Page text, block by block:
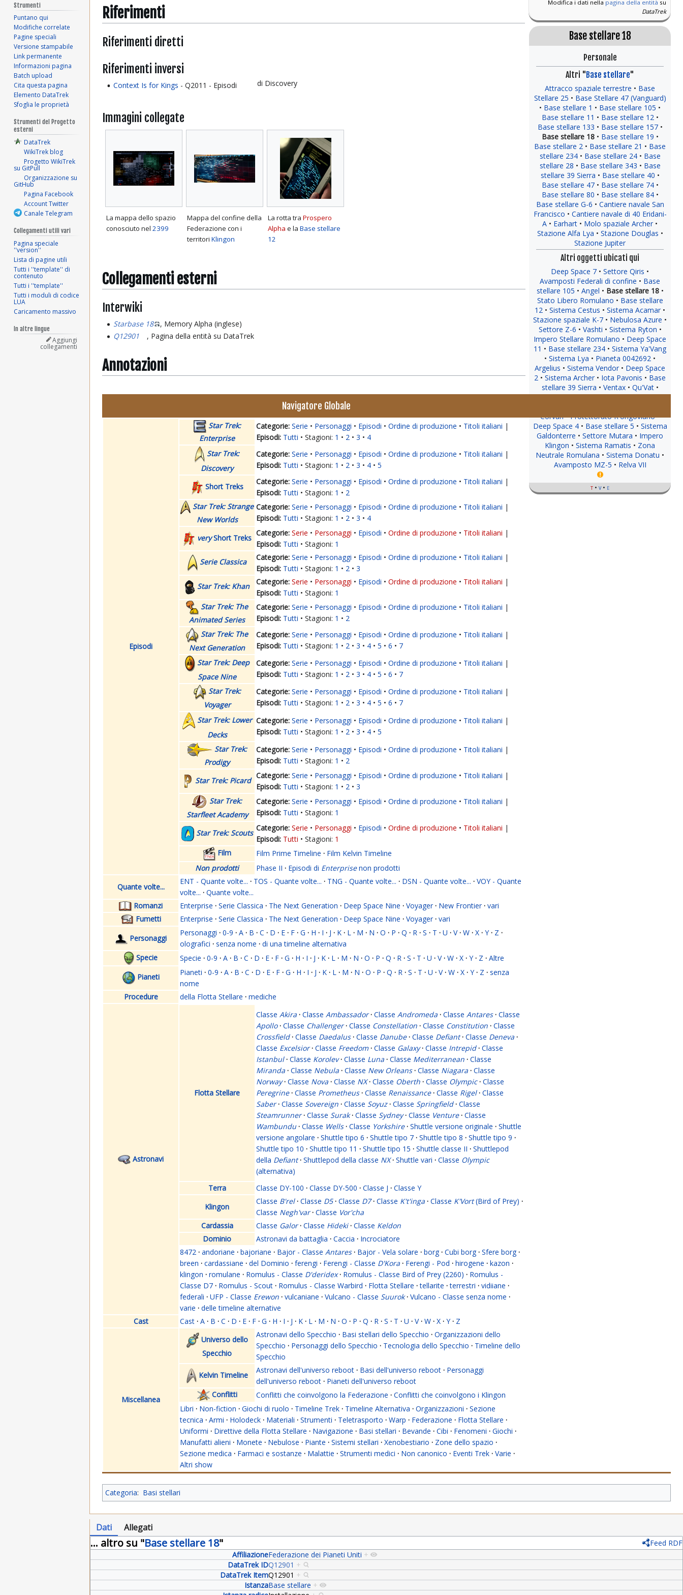
Modifica i dati nella pagina della entità su
DataTrek
Base stellare 18
Personale
Altri " Base stellare"
Attracco spaziale terrestre
Base
Stellare 25
Base Stellare 47 (Vanguard)
Base stellare 1
Base stellare 105
Base stellare 11
Base stellare 12
Base stellare 133
Base stellare 157
Base stellare 18
Base stellare 19
Base stellare 2
Base stellare 21
Base
stellare 234
Base stellare 24
Base
stellare 28
Base stellare 343
Base
stellare 39 Sierra
Base stellare 40
Base stellare 47
Base stellare 74
Base stellare 80
Base stellare 84
Base stellare G-6
Cantiere navale San
Francisco
Cantiere navale di 40 Eridani-
A
Earhart
Molo spaziale Archer
Stazione Alfa Lya
Stazione Douglas
Stazione Jupiter
Altri oggetti ubicati qui
Deep Space 7
Settore Qiris
Avamposti Federali di confine
Base
stellare 105
Angel
Base stellare 18
Stato Libero Romulano
Base stellare
12
Sistema Cestus
Sistema Acamar
Stazione spaziale K-7
Nebulosa Azure
Settore Z-6
Vashti
Sistema Ryton
Impero Stellare Romulano
Deep Space
11
Base stellare 234
Sistema Ya'Vang
Sistema Lya
Pianeta 0042692
Argelius
Sistema Vendor
Deep Space
2
Sistema Archer Iota Pavonis
Base
stellare 39 Sierra
Ventax
Qu'Vat
Base stellare 80
Beta Thoridor
Corvan
Protettorato R'ongoviano
Deep Space 4
Base stellare 5
Sistema
Galdonterre
Settore Mutara
Impero
Klingon
Sistema Ramatis
Zona
Neutrale Romulana
Sistema Donatu
Avamposto MZ-5
Relva VII
t v e
Riferimenti
Riferimenti diretti
Riferimenti inversi
Context Is for Kings - Q2011 - Episodi di Discovery
Immagini collegate
La mappa dello spazio
conosciuto nel 2399
Mappa del confine della
Federazione con i
territori Klingon
La rotta tra Prospero
Alpha e la Base stellare
12
Collegamenti esterni
Interwiki
Starbase 18
, Memory Alpha (inglese)
Q12901
, Pagina della entità su DataTrek
Annotazioni
Navigatore Globale
Episodi
Star Trek:
Enterprise
Serie Personaggi Episodi Ordine di produzione Titoli italiani |
Tutti
Stagioni: 1 2 3
4
Star Trek:
Discovery
Serie Personaggi Episodi Ordine di produzione Titoli italiani |
Tutti
Stagioni: 1 2 3 4 5
Short Treks
Serie Personaggi Episodi Ordine di produzione Titoli italiani |
Tutti
Stagioni: 1
2
Star Trek: Strange
New Worlds
Serie Personaggi Episodi Ordine di produzione Titoli italiani |
Tutti
Stagioni: 1 2 3 4
veryShort Treks
Serie Personaggi Episodi Ordine di produzione Titoli italiani |
Tutti
Stagioni: 1
Serie Classica
Serie Personaggi Episodi Ordine di produzione Titoli italiani |
Tutti
Stagioni: 1 2
3
Star Trek: Khan
Serie Personaggi Episodi Ordine di produzione Titoli italiani |
Tutti
Stagioni: 1
Star Trek: The
Animated Series
Serie Personaggi Episodi Ordine di produzione Titoli italiani |
Tutti
Stagioni: 1
2
Star Trek: The
Next Generation
Serie Personaggi Episodi Ordine di produzione Titoli italiani |
Tutti
Stagioni: 1 2 3 4 5 6
7
Star Trek: Deep
Space Nine
Serie Personaggi Episodi Ordine di produzione Titoli italiani |
Tutti
Stagioni: 1 2 3 4 5 6
7
Star Trek:
Voyager
Serie Personaggi Episodi Ordine di produzione Titoli italiani |
Tutti
Stagioni: 1 2 3 4 5 6
7
Star Trek: Lower
Decks
Serie Personaggi Episodi Ordine di produzione Titoli italiani |
Tutti
Stagioni: 1 2 3 4
5
Star Trek:
Prodigy
Serie Personaggi Episodi Ordine di produzione Titoli italiani |
Tutti
Stagioni: 1 2
Star Trek: Picard
Serie Personaggi Episodi Ordine di produzione Titoli italiani |
Tutti
Stagioni: 1 2
3
Star Trek:
Starfleet Academy
Serie Personaggi Episodi Ordine di produzione Titoli italiani |
Tutti
Stagioni: 1
Star Trek: Scouts
Serie Personaggi Episodi Ordine di produzione Titoli italiani |
Tutti
Stagioni: 1
Film
Film Prime Timeline · Film Kelvin Timeline
Non prodotti
Phase II · Episodi di Enterprisenon prodotti
Quante volte...
ENT - Quante volte... · TOS - Quante volte... · TNG - Quante volte... · DSN - Quante volte... · VOY - Quante
volte... · Quante volte...
Romanzi
Enterprise · Serie Classica · The Next Generation · Deep Space Nine · Voyager · New Frontier · vari
Fumetti
Enterprise · Serie Classica · The Next Generation · Deep Space Nine · Voyager · vari
Personaggi
Personaggi · 0-9 · A · B · C · D · E · F · G · H · I · J · K · L · M · N · O · P · Q · R · S · T · U · V · W · X · Y · Z ·
olografici · senza nome · di una timeline alternativa
Specie
Specie · 0-9 · A · B · C · D · E · F · G · H · I · J · K · L · M · N · O · P · Q · R · S · T · U · V · W · X · Y · Z · Altre
Pianeti
Pianeti · 0-9 · A · B · C · D · E · F · G · H · I · J · K · L · M · N · O · P · Q · R · S · T · U · V · W · X · Y · Z · senza
nome
Procedure
della Flotta Stellare · mediche
Astronavi
Flotta Stellare
Classe Akira · Classe Ambassador · Classe Andromeda · Classe Antares · Classe
Apollo · Classe Challenger · Classe Constellation · Classe Constitution · Classe
Crossfield · Classe Daedalus · Classe Danube · Classe Defiant · Classe Deneva ·
Classe Excelsior · Classe Freedom · Classe Galaxy · Classe Intrepid · Classe
Istanbul · Classe Korolev · Classe Luna · Classe Mediterranean · Classe
Miranda · Classe Nebula · Classe New Orleans · Classe Niagara · Classe
Norway · Classe Nova · Classe NX · Classe Oberth · Classe Olympic · Classe
Peregrine · Classe Prometheus · Classe Renaissance · Classe Rigel · Classe
Saber · Classe Sovereign · Classe Soyuz · Classe Springfield · Classe
Steamrunner · Classe Surak · Classe Sydney · Classe Venture · Classe
Wambundu · Classe Wells · Classe Yorkshire · Shuttle versione originale · Shuttle
versione angolare · Shuttle tipo 6 · Shuttle tipo 7 · Shuttle tipo 8 · Shuttle tipo 9 ·
Shuttle tipo 10 · Shuttle tipo 11 · Shuttle tipo 15 · Shuttle classe II · Shuttlepod
della Defiant · Shuttlepod della classe NX · Shuttle vari · Classe Olympic
(alternativa)
Terra
Classe DY-100 · Classe DY-500 · Classe J · Classe Y
Klingon
Classe B'rel · Classe D5 · Classe D7 · Classe K't'inga · Classe K'Vort(Bird of Prey) ·
Classe Negh'var · Classe Vor'cha
Cardassia
Classe Galor · Classe Hideki · Classe Keldon
Dominio
Astronavi da battaglia · Caccia · Incrociatore
8472 · andoriane · bajoriane · Bajor - Classe Antares · Bajor - Vela solare · borg · Cubi borg · Sfere borg ·
breen · cardassiane · del Dominio · ferengi · Ferengi - Classe D'Kora · Ferengi - Pod · hirogene · kazon ·
klingon · romulane · Romulus - Classe D'deridex · Romulus - Classe Bird of Prey (2260) · Romulus -
Classe D7 · Romulus - Scout · Romulus - Classe Warbird · Flotta Stellare · tellarite · terrestri · vidiiane ·
federali · UFP - Classe Erewon · vulcaniane · Vulcano - Classe Suurok · Vulcano - Classe senza nome ·
varie · delle timeline alternative
Cast
Cast · A · B · C · D · E · F · G · H · I · J · K · L · M · N · O · P · Q · R · S · T · U · V · W · X · Y · Z
Miscellanea
Universo dello
Specchio
Astronavi dello Specchio · Basi stellari dello Specchio · Organizzazioni dello
Specchio · Personaggi dello Specchio · Tecnologia dello Specchio · Timeline dello
Specchio
Kelvin Timeline
Astronavi dell'universo reboot · Basi dell'universo reboot · Personaggi
dell'universo reboot · Pianeti dell'universo reboot
Conflitti
Conflitti che coinvolgono la Federazione · Conflitti che coinvolgono i Klingon
Libri · Non-fiction · Giochi di ruolo · Timeline Trek · Timeline Alternativa · Organizzazioni · Sezione
tecnica · Armi · Holodeck · Materiali · Strumenti · Teletrasporto · Warp · Federazione · Flotta Stellare ·
Uniformi · Direttive della Flotta Stellare · Navigazione · Basi stellari · Bevande · Cibi · Fenomeni · Giochi ·
Manufatti alieni · Monete · Nebulose · Piante · Sistemi stellari · Xenobestiario · Zone dello spazio ·
Sezione medica · Farmaci e sostanze · Malattie · Strumenti medici · Non canonico · Eventi Trek · Varie ·
Altri show
Categoria: Basi stellari
Dati Allegati
... altro su "Base stellare 18"
Feed RDF
AffiliazioneFederazione dei Pianeti Uniti +
DataTrek IDQ12901 +
DataTrek ItemQ12901 +
IstanzaBase stellare +
Strumenti
Puntano qui
Modifiche correlate
Pagine speciali
Versione stampabile
Link permanente
Informazioni pagina
Batch upload
Cita questa pagina
Elemento DataTrek
Sfoglia le proprietà
Strumenti del Progetto
esterni
DataTrek
WikiTrek blog
Progetto WikiTrek
su GitPull
Organizzazione su
GitHub
Pagina Facebook
Account Twitter
Canale Telegram
Collegamenti utili vari
Pagina speciale
''version''
Lista di pagine utili
Tutti i ''template'' di
contenuto
Tutti i ''template''
Tutti i moduli di codice
LUA
Caricamento massivo
In altre lingue
Aggiungi
collegamenti